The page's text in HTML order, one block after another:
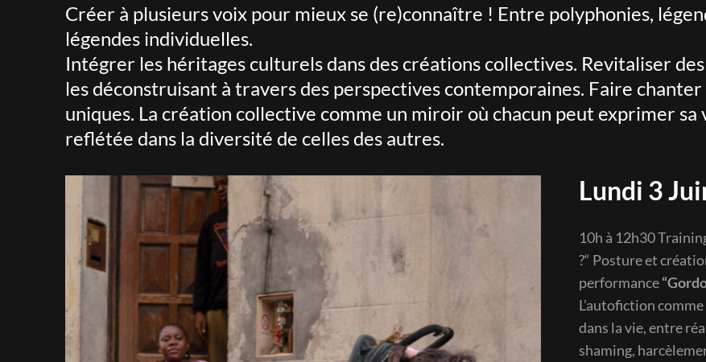
Créer à plusieurs voix pour mieux se (re)connaître ! Entre polyphonies,
légendes individuelles.
Intégrer les héritages culturels dans des créations collectives. Revitaliser
les déconstruisant à travers des perspectives contemporaines. Faire
uniques. La création collective comme un miroir où chacun peut exprimer
reflétée dans la diversité de celles des autres.
Lundi 3
10h à 12h30
?“ Posture et
performance
L’autofiction
dans la vie, entre
shaming,